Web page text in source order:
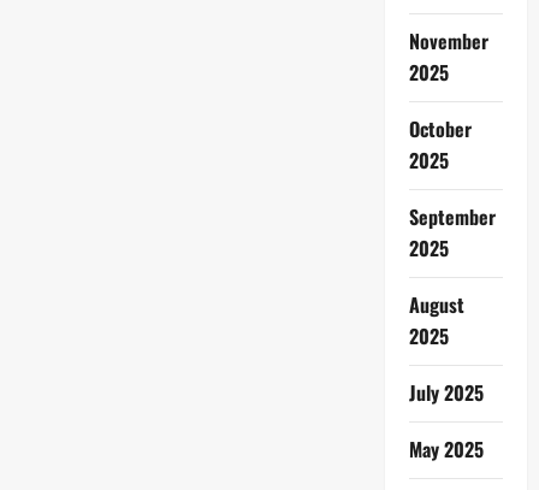
November
2025
October
2025
September
2025
August
2025
July 2025
May 2025